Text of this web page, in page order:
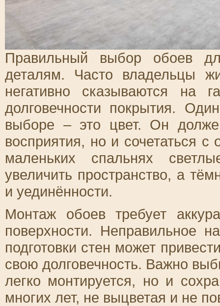
Правильный выбор обоев
деталям. Часто владельцы
негативно сказываются на
долговечности покрытия.
выборе – это цвет. Он
восприятия, но и сочетаться
маленьких спальнях
увеличить пространство, а
и уединённости.
Монтаж обоев требует
поверхности. Неправильное
подготовки стен может
свою долговечность. Важно
легко монтируется, но и
многих лет, не выцветая и не